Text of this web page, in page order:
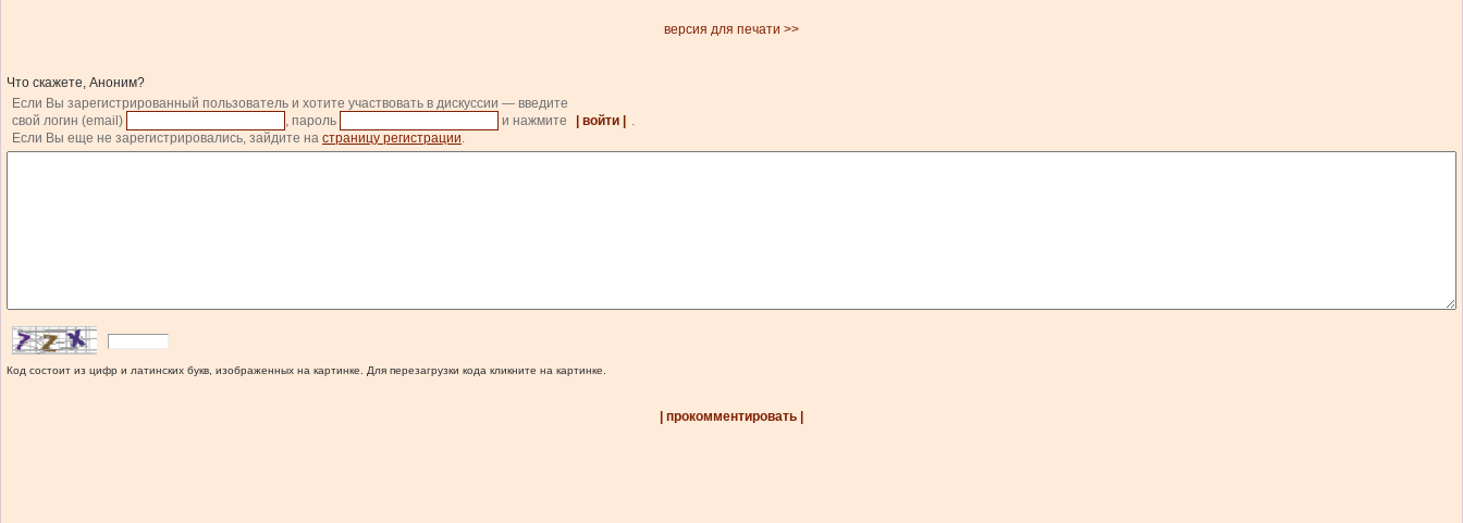
версия для печати >>
Что скажете, Аноним?
Если Вы зарегистрированный пользователь и хотите участвовать в дискуссии — введите
свой логин (email)
, пароль и нажмите | войти |
.
Если Вы еще не зарегистрировались, зайдите на страницу регистрации.
Код состоит из цифр и латинских букв, изображенных на картинке. Для перезагрузки кода кликните на картинке.
| прокомментировать |